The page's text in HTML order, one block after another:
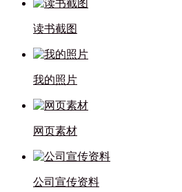
读书截图
我的照片
网页素材
公司宣传资料